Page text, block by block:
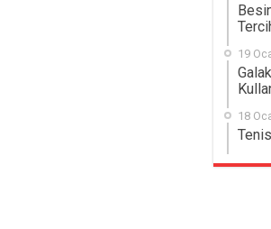
19
18